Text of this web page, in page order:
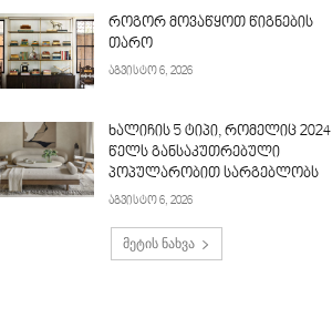
როგორ მოვაწყოთ წიგნების
თარო
აგვისტო 6, 2026
ხალიჩის 5 ტიპი, რომელიც 2024
წელს განსაკუთრებული
პოპულარობით სარგებლობს
აგვისტო 6, 2026
მეტის ნახვა